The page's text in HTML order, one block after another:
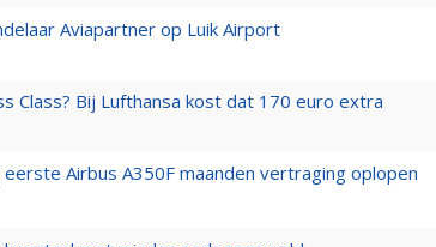
Aviapartner op Luik Airport
Class? Bij Lufthansa kost dat 170 euro extra
Airbus A350F maanden vertraging oplopen